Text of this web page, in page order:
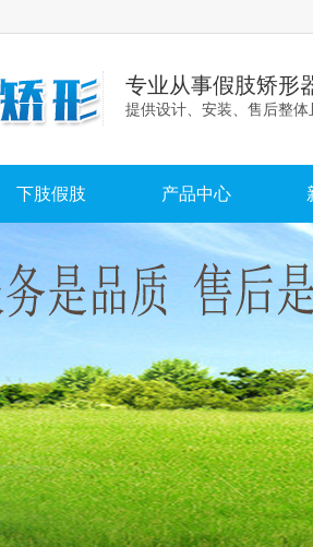
专业从事假肢矫形
提供设计、安装、售后整体
下肢假肢 产品中心